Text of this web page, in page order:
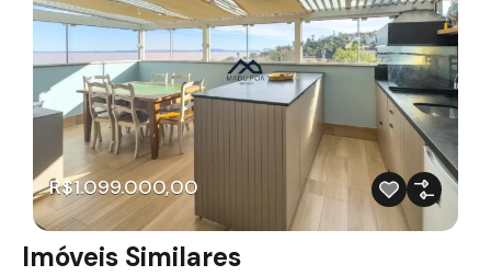
R$1.099.000,00
Imóveis Similares